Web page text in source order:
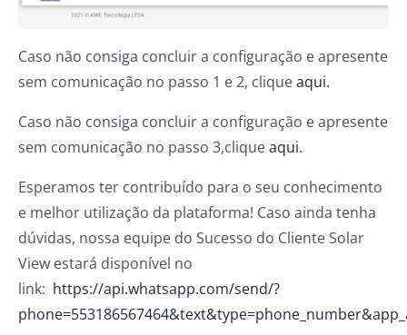
Caso não consiga concluir a configuração e apresente
sem comunicação no passo 1 e 2, cliqueaqui.
Caso não consiga concluir a configuração e apresente
sem comunicação no passo 3,cliqueaqui.
Esperamos ter contribuído para o seu conhecimento
e melhor utilização da plataforma! Caso ainda tenha
dúvidas, nossa equipe do Sucesso do Cliente Solar
View estará disponível no
link: https://api.whatsapp.com/send/?